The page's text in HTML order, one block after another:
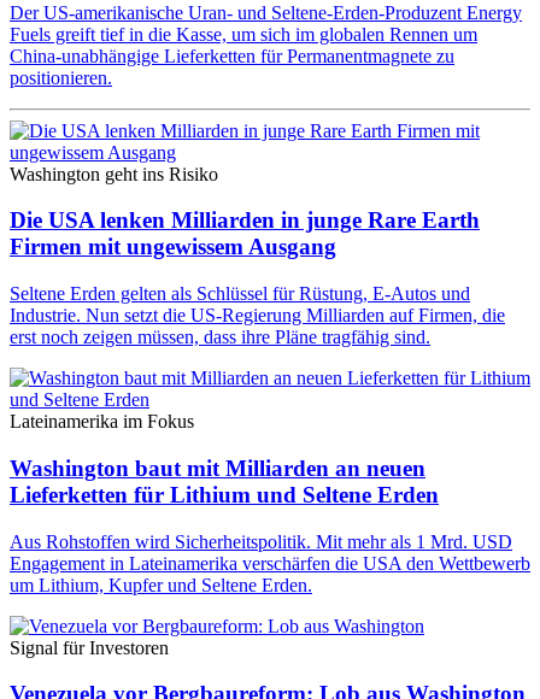
Der US-amerikanische Uran- und Seltene-Erden-Produzent Energy
Fuels greift tief in die Kasse, um sich im globalen Rennen um
China-unabhängige Lieferketten für Permanentmagnete zu
positionieren.
Washington geht ins Risiko
Die USA lenken Milliarden in junge Rare Earth
Firmen mit ungewissem Ausgang
Seltene Erden gelten als Schlüssel für Rüstung, E-Autos und
Industrie. Nun setzt die US-Regierung Milliarden auf Firmen, die
erst noch zeigen müssen, dass ihre Pläne tragfähig sind.
Lateinamerika im Fokus
Washington baut mit Milliarden an neuen
Lieferketten für Lithium und Seltene Erden
Aus Rohstoffen wird Sicherheitspolitik. Mit mehr als 1 Mrd. USD
Engagement in Lateinamerika verschärfen die USA den Wettbewerb
um Lithium, Kupfer und Seltene Erden.
Signal für Investoren